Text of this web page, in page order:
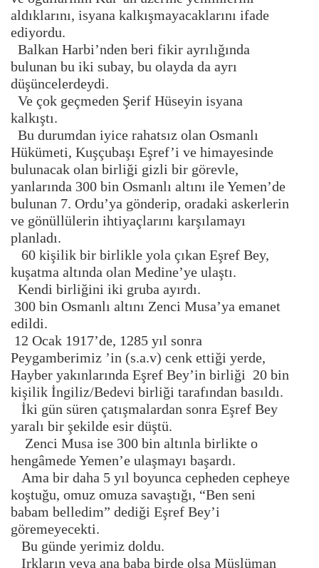
aldıklarını, isyana kalkışmayacaklarını ifade
ediyordu.
Balkan Harbi’nden beri fikir ayrılığında
bulunan bu iki subay, bu olayda da ayrı
düşüncelerdeydi.
Ve çok geçmeden Şerif Hüseyin isyana
kalkıştı.
Bu durumdan iyice rahatsız olan Osmanlı
Hükümeti, Kuşçubaşı Eşref’i ve himayesinde
bulunacak olan birliği gizli bir görevle,
yanlarında 300 bin Osmanlı altını ile Yemen’de
bulunan 7. Ordu’ya gönderip, oradaki askerlerin
ve gönüllülerin ihtiyaçlarını karşılamayı
planladı.
60 kişilik bir birlikle yola çıkan Eşref Bey,
kuşatma altında olan Medine’ye ulaştı.
Kendi birliğini iki gruba ayırdı.
300 bin Osmanlı altını Zenci Musa’ya emanet
edildi.
12 Ocak 1917’de, 1285 yıl sonra
Peygamberimiz ’in (s.a.v) cenk ettiği yerde,
Hayber yakınlarında Eşref Bey’in birliği 20 bin
kişilik İngiliz/Bedevi birliği tarafından basıldı.
İki gün süren çatışmalardan sonra Eşref Bey
yaralı bir şekilde esir düştü.
Zenci Musa ise 300 bin altınla birlikte o
hengâmede Yemen’e ulaşmayı başardı.
Ama bir daha 5 yıl boyunca cepheden cepheye
koştuğu, omuz omuza savaştığı, “Ben seni
babam belledim” dediği Eşref Bey’i
göremeyecekti.
Bu günde yerimiz doldu.
Irkların veya ana baba birde olsa Müslüman